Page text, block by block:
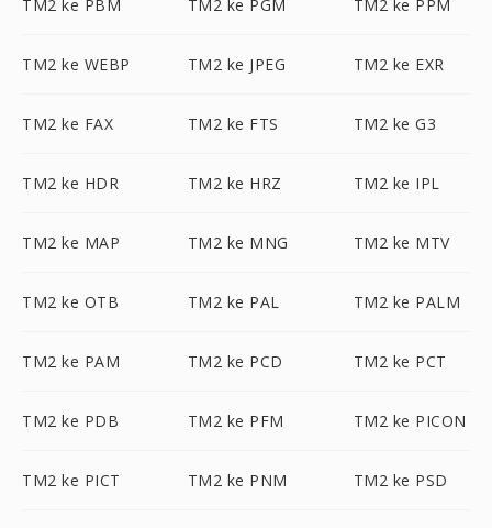
TM2 ke PBM TM2 ke PGM TM2 ke PPM
TM2 ke WEBP TM2 ke JPEG TM2 ke EXR
TM2 ke FAX TM2 ke FTS TM2 ke G3
TM2 ke HDR TM2 ke HRZ TM2 ke IPL
TM2 ke MAP TM2 ke MNG TM2 ke MTV
TM2 ke OTB TM2 ke PAL TM2 ke PALM
TM2 ke PAM TM2 ke PCD TM2 ke PCT
TM2 ke PDB TM2 ke PFM TM2 ke PICON
TM2 ke PICT TM2 ke PNM TM2 ke PSD